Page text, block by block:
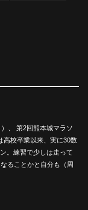
、 第2回熊本城マラソ
高校卒業以来、実に30数
。練習で少しは走って
ることかと自分も（周